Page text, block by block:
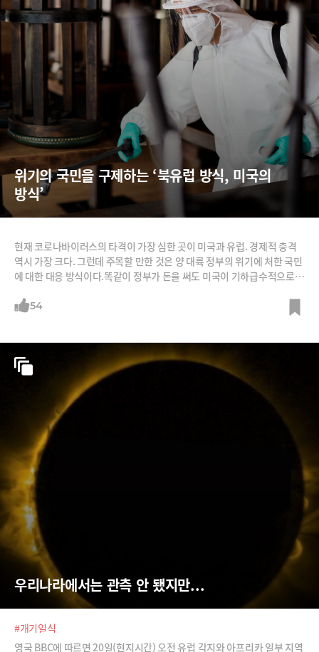
위기의 국민을 구제하는 ‘북유럽 방식, 미국의
방식’
현재 코로나바이러스의 타격이 가장 심한 곳이 미국과 유럽. 경제적 충격
역시 가장 크다. 그런데 주목할 만한 것은 양 대륙 정부의 위기에 처한 국민
에 대한 대응 방식이다.똑같이 정부가 돈을 써도 미국이 기하급수적으로
유럽은(특히 북유럽) 실업 자체를 최소화하는 정책이다. 일터가 멈추면 미
54
우리나라에서는 관측 안 됐지만...
#개기일식
영국 BBC에 따르면 20일(현지시간) 오전 유럽 각지와 아프리카 일부 지역